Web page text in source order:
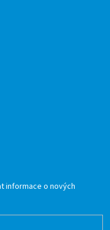
informace o nových